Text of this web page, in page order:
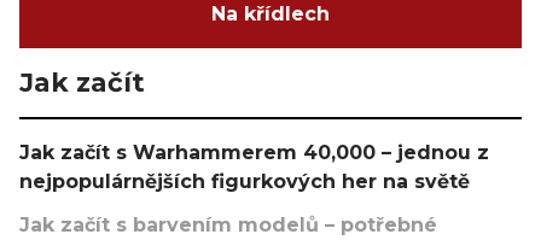
Na křídlech
Jak začít
Jak začít s Warhammerem 40,000 – jednou z
nejpopulárnějších figurkových her na světě
Jak začít s barvením modelů – potřebné